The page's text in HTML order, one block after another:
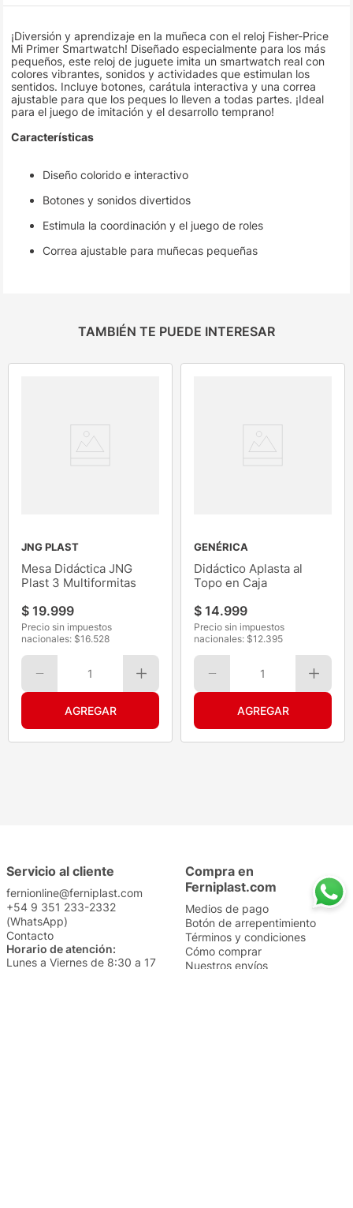
¡Diversión y aprendizaje en la muñeca con el reloj Fisher-Price
Mi Primer Smartwatch! Diseñado especialmente para los más
pequeños, este reloj de juguete imita un smartwatch real con
colores vibrantes, sonidos y actividades que estimulan los
sentidos. Incluye botones, carátula interactiva y una correa
ajustable para que los peques lo lleven a todas partes. ¡Ideal
para el juego de imitación y el desarrollo temprano!
Características
Diseño colorido e interactivo
Botones y sonidos divertidos
Estimula la coordinación y el juego de roles
Correa ajustable para muñecas pequeñas
TAMBIÉN TE PUEDE INTERESAR
JNG PLAST
Mesa Didáctica JNG
Plast 3 Multiformitas
$ 19.999
Precio sin impuestos
nacionales: $16.528
1
GENÉRICA
Didáctico Aplasta al
Topo en Caja
$ 14.999
Precio sin impuestos
nacionales: $12.395
1
Servicio al cliente
fernionline@ferniplast.com
+54 9 351 233-2332
(WhatsApp)
Contacto
Horario de atención:
Lunes a Viernes de 8:30 a 17
Compra en
Ferniplast.com
Medios de pago
Botón de arrepentimiento
Términos y condiciones
Cómo comprar
Nuestros envíos